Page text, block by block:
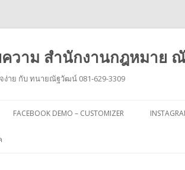
วาม สำนักงานกฎหมาย
ง่าย กับ ทนายณัฐวัฒน์ 081-629-3309
FACEBOOK DEMO – CUSTOMIZER